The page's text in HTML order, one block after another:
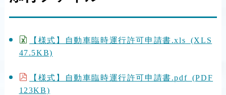
【様式】自動車臨時運行許可申請書.xls (XLS
47.5KB)
【様式】自動車臨時運行許可申請書.pdf (PDF
123KB)